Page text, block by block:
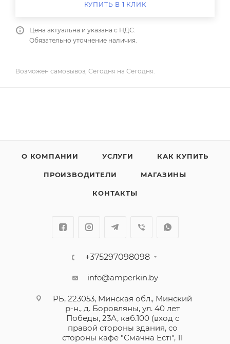
КУПИТЬ В 1 КЛИК
Цена актуальна и указана с НДС.
Обязательно уточнение наличия.
Возможен самовывоз, Сегодня на Сегодня.
О КОМПАНИИ УСЛУГИ КАК КУПИТЬ
ПРОИЗВОДИТЕЛИ МАГАЗИНЫ
КОНТАКТЫ
+375297098098
info@amperkin.by
РБ, 223053, Минская обл., Минский
р-н., д. Боровляны, ул. 40 лет
Победы, 23А, каб.100 (вход с
правой стороны здания, со
стороны кафе "Смачна Естi", 11